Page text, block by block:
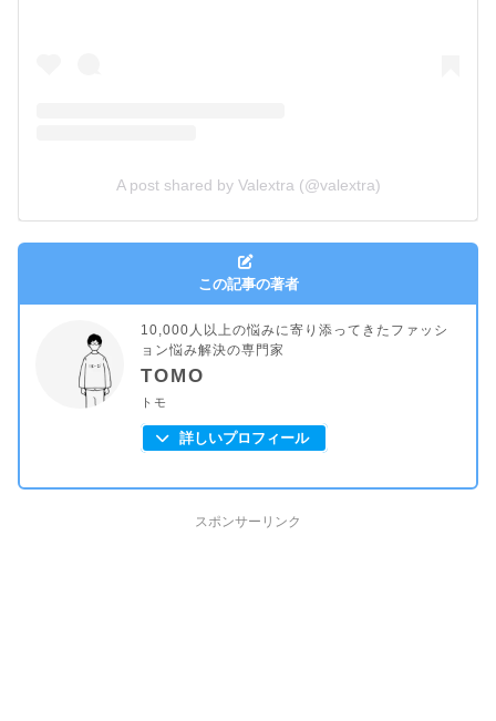
A post shared by Valextra (@valextra)
この記事の著者
10,000人以上の悩みに寄り添ってきたファッシ
ョン悩み解決の専門家
TOMO
トモ
詳しいプロフィール
スポンサーリンク